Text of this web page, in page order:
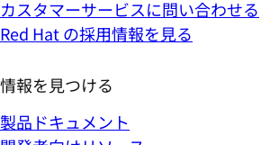
カスタマーサービスに問い合わせる
Red Hat の採用情報を見る
情報を見つける
製品ドキュメント